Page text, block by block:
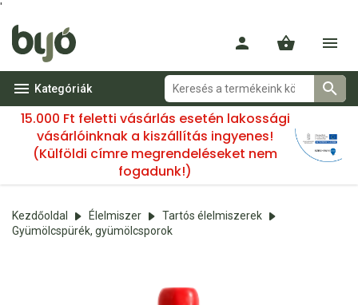
'
Kategóriák
15.000 Ft feletti vásárlás esetén lakossági
vásárlóinknak a kiszállítás ingyenes!
(Külföldi címre megrendeléseket nem
fogadunk!)
Kezdőoldal Élelmiszer
Tartós élelmiszerek
Gyümölcspürék, gyümölcsporok